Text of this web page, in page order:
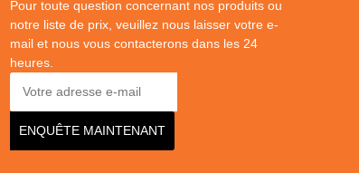
Pour toute question concernant nos produits ou
notre liste de prix, veuillez nous laisser votre e-
mail et nous vous contacterons dans les 24
heures.